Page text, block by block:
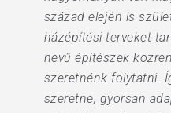
század elején is
házépítési terveket
nevű építészek
szeretnénk folytatni.
szeretne, gyorsan